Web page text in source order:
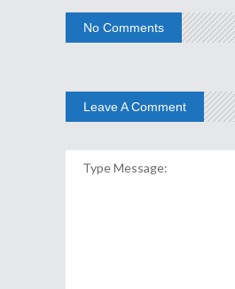
No Comments
Leave A Comment